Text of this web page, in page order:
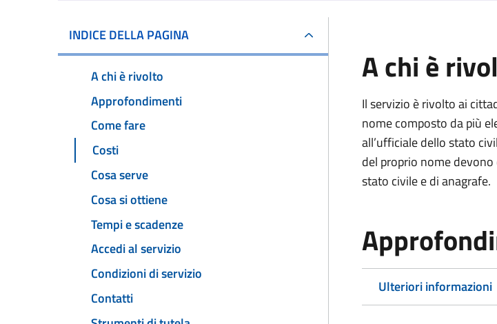
INDICE DELLA PAGINA
A chi è rivolto
Approfondimenti
Come fare
Costi
Cosa serve
Cosa si ottiene
Tempi e scadenze
Accedi al servizio
Condizioni di servizio
Contatti
A chi è
Il servizio è rivolto ai
nome composto da più
all’ufficiale dello stato
del proprio nome
stato civile e di anagrafe.
Ulteriori informazioni